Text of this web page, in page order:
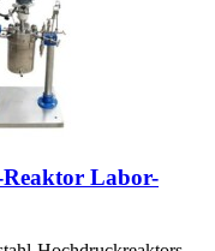
Labor-